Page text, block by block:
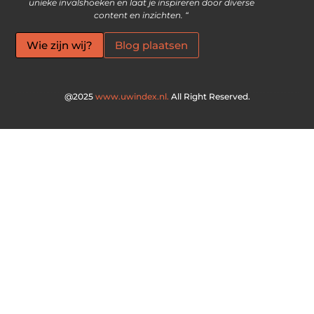
unieke invalshoeken en laat je inspireren door diverse
content en inzichten. “
Wie zijn wij? Blog plaatsen
@2025 www.uwindex.nl. All Right Reserved.